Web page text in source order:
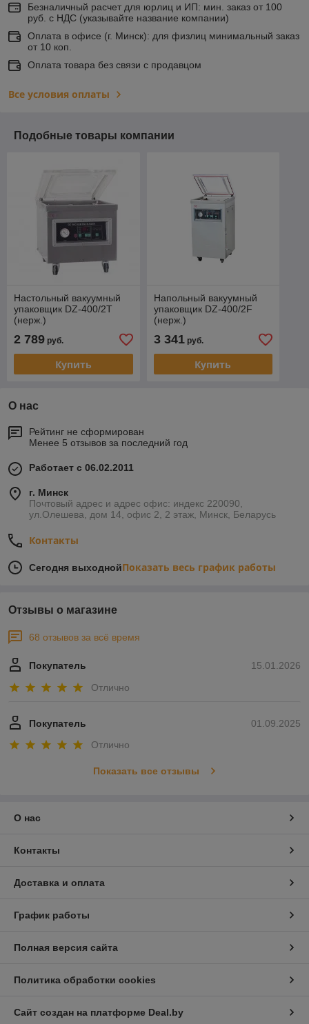
Безналичный расчет для юрлиц и ИП: мин. заказ от 100
руб. с НДС (указывайте название компании)
Оплата в офисе (г. Минск): для физлиц минимальный заказ
от 10 коп.
Оплата товара без связи с продавцом
Все условия оплаты
Подобные товары компании
Настольный вакуумный
упаковщик DZ-400/2T
(нерж.)
2 789 руб.
Купить
Напольный вакуумный
упаковщик DZ-400/2F
(нерж.)
3 341руб.
Купить
О нас
Рейтинг не сформирован
Менее 5 отзывов за последний год
Работает с 06.02.2011
г. Минск
Почтовый адрес и адрес офис: индекс 220090,
ул.Олешева, дом 14, офис 2, 2 этаж, Минск, Беларусь
Контакты
Сегодня выходнойПоказать весь график работы
Отзывы о магазине
68 отзывов за всё время
15.01.2026
Покупатель
Отлично
01.09.2025
Покупатель
Отлично
Показать все отзывы
О нас
Контакты
Доставка и оплата
График работы
Полная версия сайта
Политика обработки cookies
Сайт создан на платформе Deal.by